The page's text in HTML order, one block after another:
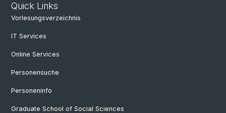
Quick Links
Vorlesungsverzeichnis
IT Services
Online Services
Personensuche
Personeninfo
Graduate School of Social Sciences